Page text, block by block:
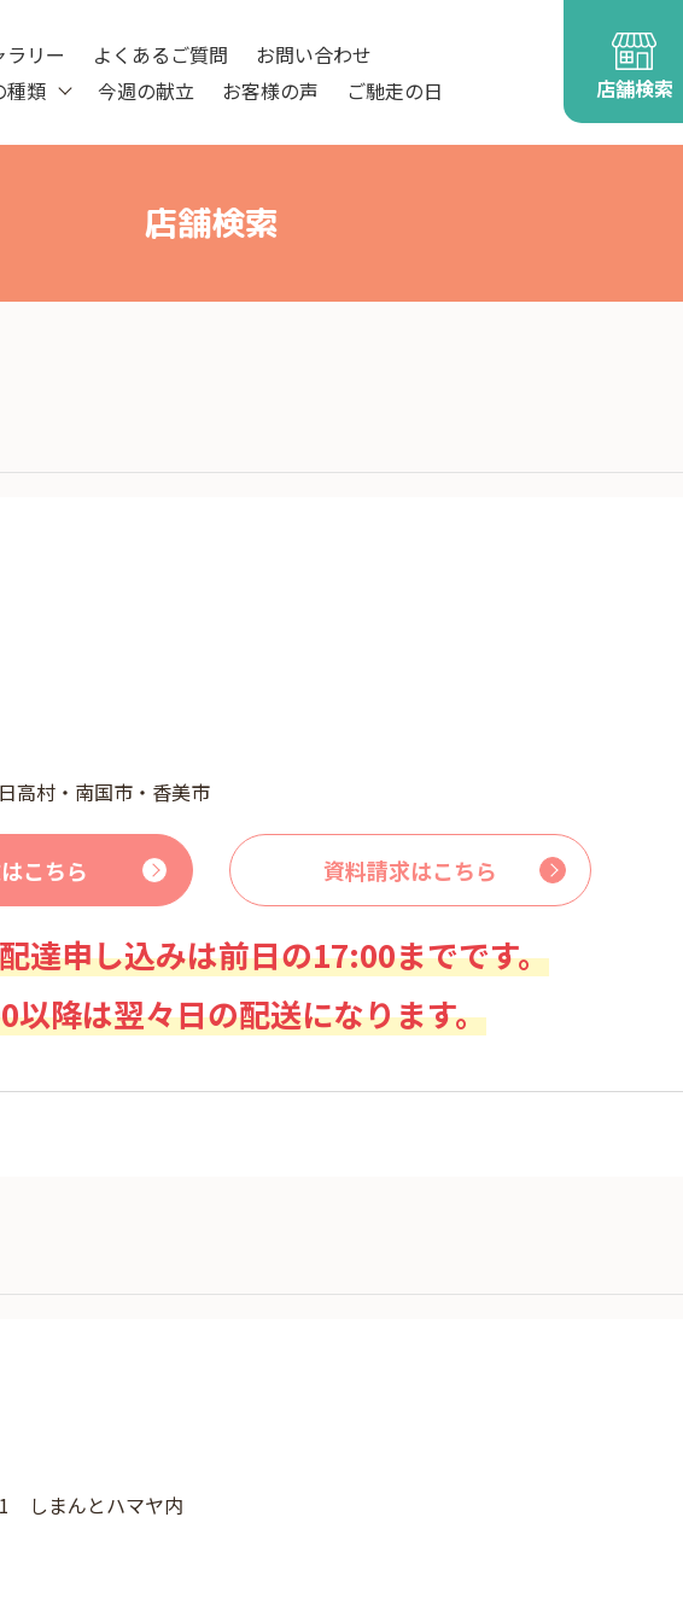
種類 今週の献立 お客様の声 ご馳走の日
ラリー よくあるご質問
お問い合わせ
店舗検索
店舗検索
高村・南国市・香美市
こちら 資料請求はこちら
達申し込みは前日の17:00までです。
以降は翌々日の配送になります。
しまんとハマヤ内